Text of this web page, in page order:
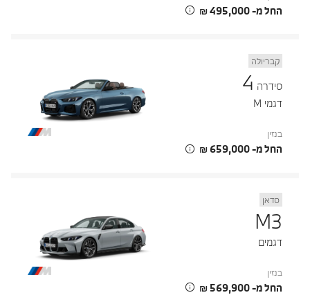
החל מ- ‏495,000 ‏₪
קבריולה
סידרה4
דגמי M
בנזין
החל מ- ‏659,000 ‏₪
סדאן
M3
דגמים
בנזין
החל מ- ‏569,900 ‏₪